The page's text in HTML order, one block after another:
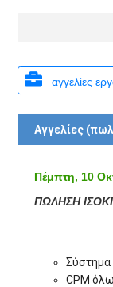
αγγελίες
Αγγελίες
Πέμπτη, 10
ΠΩΛΗΣΗ
CPM